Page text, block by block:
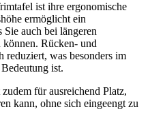
ist ihre ergonomische
ermöglicht ein
Sie auch bei längeren
können. Rücken- und
reduziert, was besonders im
ist.
für ausreichend Platz,
kann, ohne sich eingeengt zu